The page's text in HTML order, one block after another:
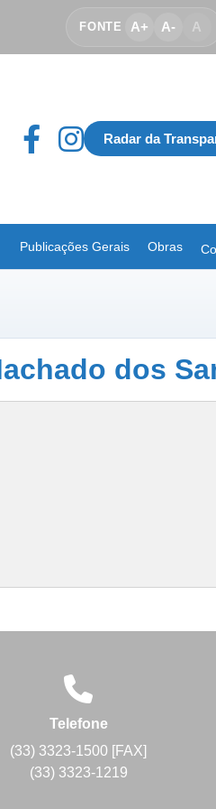
FONTE A+ A- A
Radar da
Publicações Gerais Obras
dos
Telefone
(33) 3323-1500 [FAX]
(33) 3323-1219